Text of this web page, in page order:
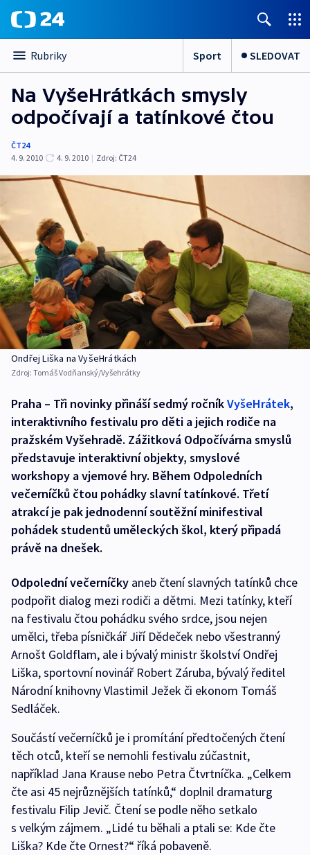
Rubriky Sport SLEDOVAT
Na VyšeHrátkách smysly
odpočívají a tatínkové čtou
ČT24
4. 9. 2010
4. 9. 2010 | Zdroj: ČT24
Ondřej Liška na VyšeHrátkách
Zdroj: Tomáš Vodňanský/Vyšehrátky
Praha – Tři novinky přináší sedmý ročníkVyšeHrátek,
interaktivního festivalu pro děti a jejich rodiče na
pražském Vyšehradě. Zážitková Odpočívárna smyslů
představuje interaktivní objekty, smyslové
workshopy a vjemové hry. Během Odpoledních
večerníčků čtou pohádky slavní tatínkové. Třetí
atrakcí je pak jednodenní soutěžní minifestival
pohádek studentů uměleckých škol, který připadá
právě na dnešek.
Odpolední večerníčky aneb čtení slavných tatínků chce
podpořit dialog mezi rodiči a dětmi. Mezi tatínky, kteří
na festivalu čtou pohádku svého srdce, jsou nejen
umělci, třeba písničkář Jiří Dědeček nebo všestranný
Arnošt Goldflam, ale i bývalý ministr školství Ondřej
Liška, sportovní novinář Robert Záruba, bývalý ředitel
Národní knihovny Vlastimil Ježek či ekonom Tomáš
Sedláček.
Součástí večerníčků je i promítání předtočených čtení
těch otců, kteří se nemohli festivalu zúčastnit,
například Jana Krause nebo Petra Čtvrtníčka. „Celkem
čte asi 45 nejrůznějších tatínků,“ doplnil dramaturg
festivalu Filip Jevič. Čtení se podle něho setkalo
s velkým zájmem. „Lidé tu běhali a ptali se: Kde čte
Liška? Kde čte Ornest?“ říká pobaveně.